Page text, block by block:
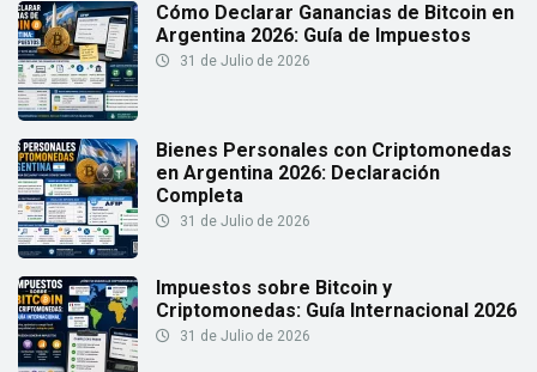
Cómo Declarar Ganancias de Bitcoin en
Argentina 2026: Guía de Impuestos
31 de Julio de 2026
Bienes Personales con Criptomonedas
en Argentina 2026: Declaración
Completa
31 de Julio de 2026
Impuestos sobre Bitcoin y
Criptomonedas: Guía Internacional 2026
31 de Julio de 2026